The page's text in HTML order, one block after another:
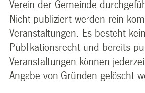
Verein der Gemeinde
Nicht publiziert werden rein
Veranstaltungen. Es besteht kein
Publikationsrecht und bereits
Veranstaltungen können
Angabe von Gründen gelöscht